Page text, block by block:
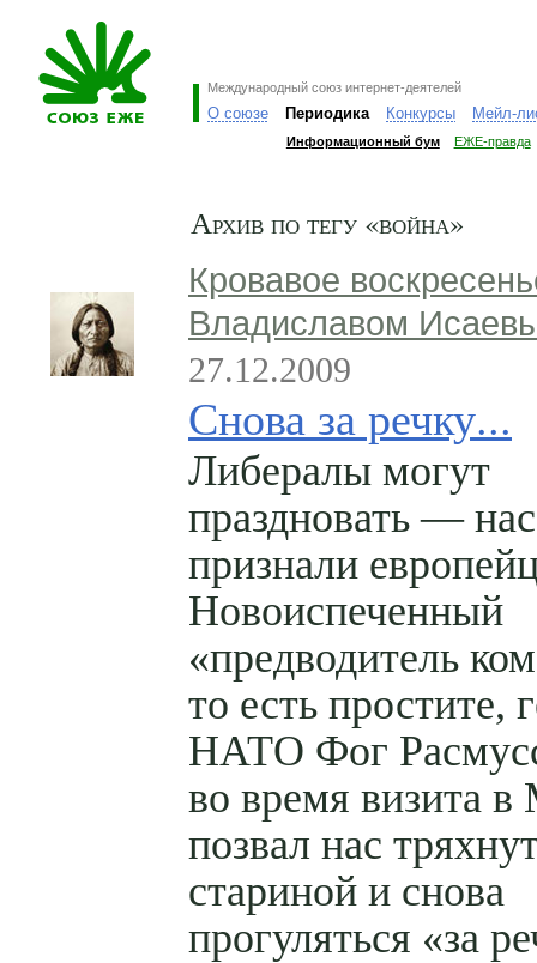
Международный союз интернет-деятелей
О союзе Периодика Конкурсы Мейл-
Информационный бум ЕЖЕ-правда
Архив по тегу «война»
Кровавое
Владиславом
27.12.2009
Снова за речку...
Либералы могут
праздновать —
признали
Новоиспеченный
«предводитель
то есть простите,
НАТО Фог
во время визита в
позвал нас
стариной и снова
прогуляться «за